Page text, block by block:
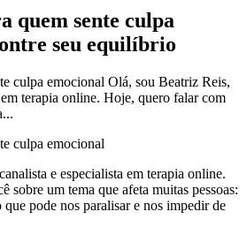
quem sente culpa
seu equilíbrio
culpa emocional Olá, sou Beatriz Reis,
terapia online. Hoje, quero falar com
culpa emocional
e especialista em terapia online.
sobre um tema que afeta muitas pessoas:
pode nos paralisar e nos impedir de